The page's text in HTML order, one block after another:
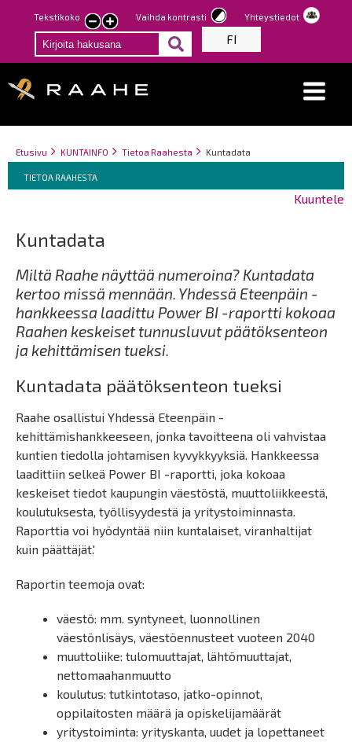
Hyppää
pääsisältöön
Tekstikoko
Pienennä
tekstin
kokoa
Suurenna
tekstin
kokoa
Vaihda kontrasti Yhteystiedot
FI
Breadcrumbs
You
here:
Etusivu KUNTAINFO Tietoa Raahesta Kuntadata
Breadcrumbs
You
are
TIETOA RAAHESTA
Kuuntele
Kuntadata
Miltä Raahe näyttää numeroina? Kuntadata
kertoo missä mennään. Yhdessä Eteenpäin -
hankkeessa laadittu Power BI -raportti kokoaa
Raahen keskeiset tunnusluvut päätöksenteon
ja kehittämisen tueksi.
Kuntadata päätöksenteon tueksi
Raahe osallistui Yhdessä Eteenpäin -
kehittämishankkeeseen, jonka tavoitteena oli vahvistaa
kuntien tiedolla johtamisen kyvykkyyksiä. Hankkeessa
laadittiin selkeä Power BI -raportti, joka kokoaa
keskeiset tiedot kaupungin väestöstä, muuttoliikkeestä,
koulutuksesta, työllisyydestä ja yritystoiminnasta.
Raporttia voi hyödyntää niin kuntalaiset, viranhaltijat
kuin päättäjät.'
Raportin teemoja ovat:
väestö: mm. syntyneet, luonnollinen
väestönlisäys, väestöennusteet vuoteen 2040
muuttoliike: tulomuuttajat, lähtömuuttajat,
nettomaahanmuutto
koulutus: tutkintotaso, jatko-opinnot,
oppilaitosten määrä ja opiskelijamäärät
yritystoiminta: yrityskanta, uudet ja lopettaneet